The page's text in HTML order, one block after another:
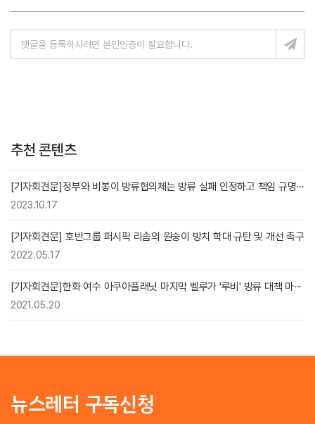
추천 콘텐츠
[기자회견문]정부와 비봉이 방류협의체는 방류 실패 인정하고 책임 규명···
2023.10.17
[기자회견문] 호반그룹 퍼시픽 리솜의 원숭이 방치 학대 규탄 및 개선 촉구
2022.05.17
[기자회견문]한화 여수 아쿠아플래닛 마지막 벨루가 '루비' 방류 대책 마···
2021.05.20
뉴스레터 구독신청